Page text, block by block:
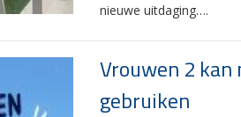
nieuwe uitdaging….
Vrouwen 2
gebruiken